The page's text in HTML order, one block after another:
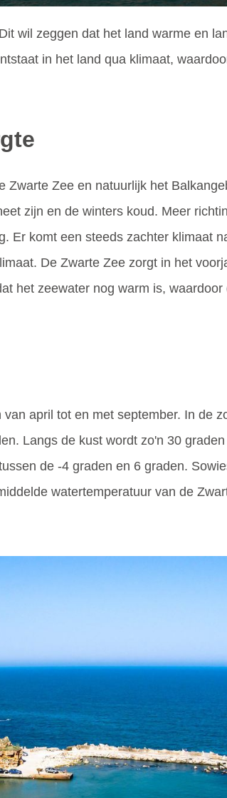
wil zeggen dat het land warme en
in het land qua klimaat,
Zee en natuurlijk het
zijn en de winters koud. Meer
Er komt een steeds zachter klimaat
De Zwarte Zee zorgt in het
het zeewater nog warm is,
april tot en met september. In de
Langs de kust wordt zo'n 30
de -4 graden en 6 graden.
watertemperatuur van de